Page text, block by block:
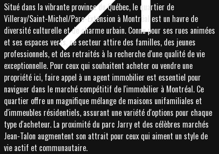
Situé dans la vibrante province du Québec, le quartier de
Villeray/Saint-Michel/Parc-Extension à Montréal est un havre de
diversité culturelle et de charme urbain. Connu pour ses rues animées
et ses espaces verts, ce secteur attire des familles, des jeunes
professionnels, et des retraités à la recherche d'une qualité de vie
exceptionnelle. Pour ceux qui souhaitent acheter ou vendre une
propriété ici, faire appel à un agent immobilier est essentiel pour
naviguer dans le marché compétitif de l'immobilier à Montréal. Ce
quartier offre un magnifique mélange de maisons unifamiliales et
d'immeubles résidentiels, assurant une variété d'options pour chaque
type d'acheteur. La proximité du parc Jarry et des célèbres marchés
Jean-Talon augmentent son attrait pour ceux qui aiment un style de
vie actif et communautaire.